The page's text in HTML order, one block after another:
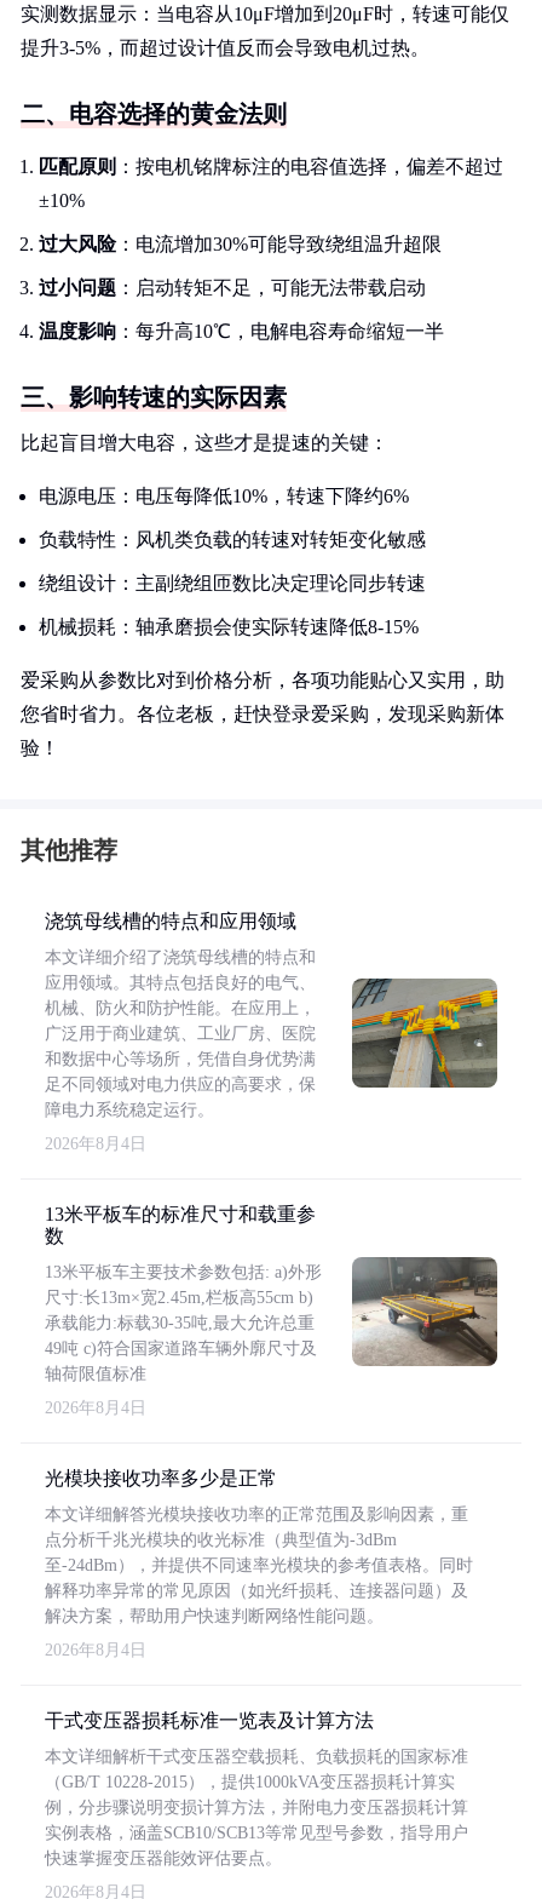
实测数据显示：当电容从10μF增加到20μF时，转速可能仅
提升3-5%，而超过设计值反而会导致电机过热。
二、电容选择的黄金法则
匹配原则 ：按电机铭牌标注的电容值选择，偏差不超过
±10%
过大风险：电流增加30%可能导致绕组温升超限
过小问题 ：启动转矩不足，可能无法带载启动
温度影响 ：每升高10℃，电解电容寿命缩短一半
三、影响转速的实际因素
比起盲目增大电容，这些才是提速的关键：
电源电压：电压每降低10%，转速下降约6%
负载特性：风机类负载的转速对转矩变化敏感
绕组设计：主副绕组匝数比决定理论同步转速
机械损耗：轴承磨损会使实际转速降低8-15%
爱采购从参数比对到价格分析，各项功能贴心又实用，助
您省时省力。各位老板，赶快登录爱采购，发现采购新体
验！
其他推荐
浇筑母线槽的特点和应用领域
本文详细介绍了浇筑母线槽的特点和
应用领域。其特点包括良好的电气、
机械、防火和防护性能。在应用上，
广泛用于商业建筑、工业厂房、医院
和数据中心等场所，凭借自身优势满
足不同领域对电力供应的高要求，保
障电力系统稳定运行。
2026年8月4日
13米平板车的标准尺寸和载重参
数
13米平板车主要技术参数包括: a)外形
尺寸:长13m×宽2.45m,栏板高55cm b)
承载能力:标载30-35吨,最大允许总重
49吨 c)符合国家道路车辆外廓尺寸及
轴荷限值标准
2026年8月4日
光模块接收功率多少是正常
本文详细解答光模块接收功率的正常范围及影响因素，重
点分析千兆光模块的收光标准（典型值为-3dBm
至-24dBm），并提供不同速率光模块的参考值表格。同时
解释功率异常的常见原因（如光纤损耗、连接器问题）及
解决方案，帮助用户快速判断网络性能问题。
2026年8月4日
干式变压器损耗标准一览表及计算方法
本文详细解析干式变压器空载损耗、负载损耗的国家标准
（GB/T 10228-2015），提供1000kVA变压器损耗计算实
例，分步骤说明变损计算方法，并附电力变压器损耗计算
实例表格，涵盖SCB10/SCB13等常见型号参数，指导用户
快速掌握变压器能效评估要点。
2026年8月4日